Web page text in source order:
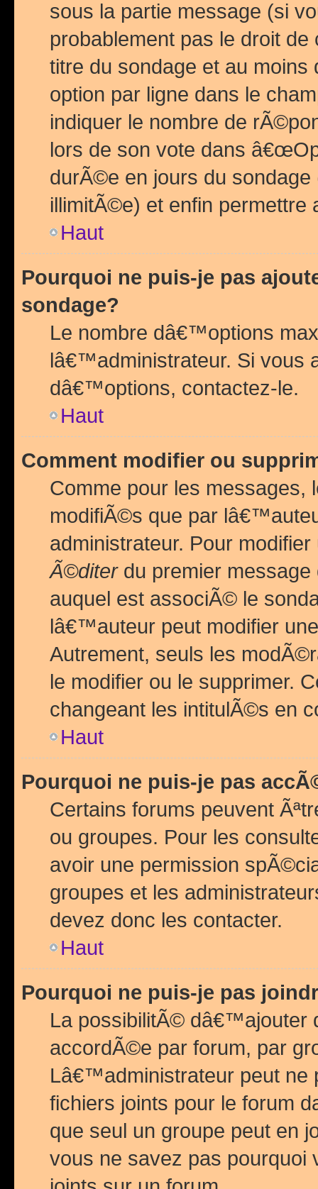
sous la partie message (si
probablement pas le droit
titre du sondage et au
option par ligne dans le
indiquer le nombre de
lors de son vote dans
durÃ©e en jours du
illimitÃ©e) et enfin permettre
Haut
Pourquoi ne puis-je pas
sondage?
Le nombre dâ€™options
lâ€™administrateur. Si vous
dâ€™options, contactez-le.
Haut
Comment modifier ou
Comme pour les messages,
modifiÃ©s que par
administrateur. Pour
Ã©diterdu premier
auquel est associÃ© le
lâ€™auteur peut modifier
Autrement, seuls les
le modifier ou le supprimer.
changeant les intitulÃ©s en
Haut
Pourquoi ne puis-je pas
Certains forums peuvent
ou groupes. Pour les
avoir une permission
groupes et les
devez donc les contacter.
Haut
Pourquoi ne puis-je pas
La possibilitÃ© dâ€™ajouter
accordÃ©e par forum, par
Lâ€™administrateur peut
fichiers joints pour le forum
que seul un groupe peut en
vous ne savez pas pourquoi